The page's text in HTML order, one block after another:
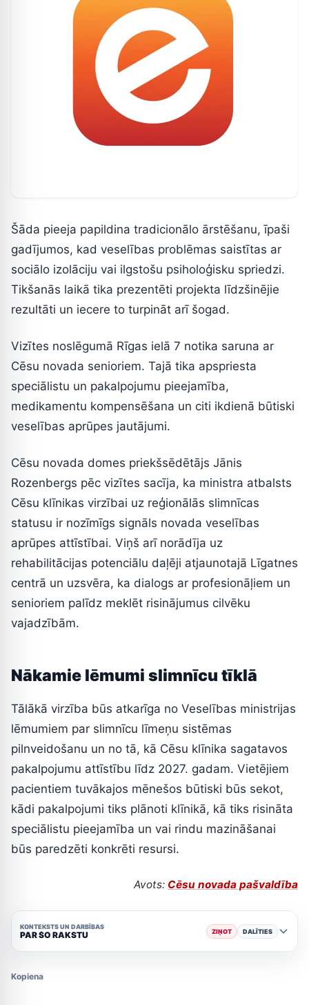
Šāda pieeja papildina tradicionālo ārstēšanu, īpaši
gadījumos, kad veselības problēmas saistītas ar
sociālo izolāciju vai ilgstošu psiholoģisku spriedzi.
Tikšanās laikā tika prezentēti projekta līdzšinējie
rezultāti un iecere to turpināt arī šogad.
Vizītes noslēgumā Rīgas ielā 7 notika saruna ar
Cēsu novada senioriem. Tajā tika apspriesta
speciālistu un pakalpojumu pieejamība,
medikamentu kompensēšana un citi ikdienā būtiski
veselības aprūpes jautājumi.
Cēsu novada domes priekšsēdētājs Jānis
Rozenbergs pēc vizītes sacīja, ka ministra atbalsts
Cēsu klīnikas virzībai uz reģionālās slimnīcas
statusu ir nozīmīgs signāls novada veselības
aprūpes attīstībai. Viņš arī norādīja uz
rehabilitācijas potenciālu daļēji atjaunotajā Līgatnes
centrā un uzsvēra, ka dialogs ar profesionāļiem un
senioriem palīdz meklēt risinājumus cilvēku
vajadzībām.
Nākamie lēmumi slimnīcu tīklā
Tālākā virzība būs atkarīga no Veselības ministrijas
lēmumiem par slimnīcu līmeņu sistēmas
pilnveidošanu un no tā, kā Cēsu klīnika sagatavos
pakalpojumu attīstību līdz 2027. gadam. Vietējiem
pacientiem tuvākajos mēnešos būtiski būs sekot,
kādi pakalpojumi tiks plānoti klīnikā, kā tiks risināta
speciālistu pieejamība un vai rindu mazināšanai
būs paredzēti konkrēti resursi.
Avots: Cēsu novada pašvaldība
KONTEKSTS UN DARBĪBAS
PAR ŠO RAKSTU ZIŅOT DALĪTIES
Kopiena